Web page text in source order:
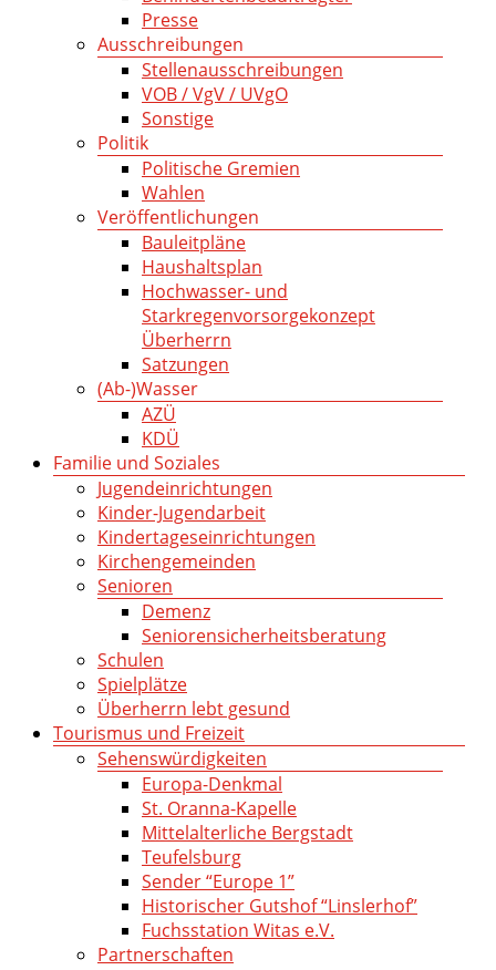
Presse
Ausschreibungen
Stellenausschreibungen
VOB / VgV / UVgO
Sonstige
Politik
Politische Gremien
Wahlen
Veröffentlichungen
Bauleitpläne
Haushaltsplan
Hochwasser- und
Starkregenvorsorgekonzept
Überherrn
Satzungen
(Ab-)Wasser
AZÜ
KDÜ
Familie und Soziales
Jugendeinrichtungen
Kinder-Jugendarbeit
Kindertageseinrichtungen
Kirchengemeinden
Senioren
Demenz
Seniorensicherheitsberatung
Schulen
Spielplätze
Überherrn lebt gesund
Tourismus und Freizeit
Sehenswürdigkeiten
Europa-Denkmal
St. Oranna-Kapelle
Mittelalterliche Bergstadt
Teufelsburg
Sender “Europe 1”
Historischer Gutshof “Linslerhof”
Fuchsstation Witas e.V.
Partnerschaften